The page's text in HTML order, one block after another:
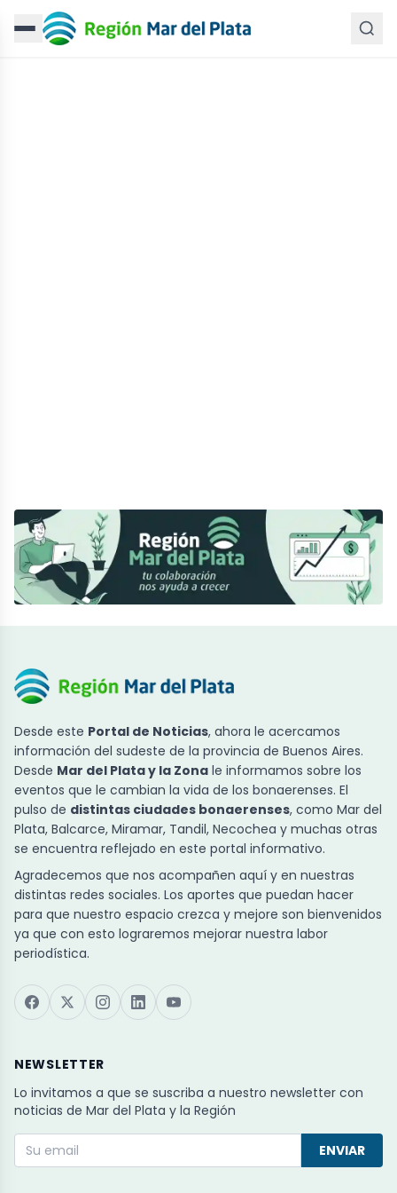
Desde este Portal de Noticias, ahora le acercamos
información del sudeste de la provincia de Buenos Aires.
Desde Mar del Plata y la Zona le informamos sobre los
eventos que le cambian la vida de los bonaerenses. El
pulso de distintas ciudades bonaerenses, como Mar del
Plata, Balcarce, Miramar, Tandil, Necochea y muchas otras
se encuentra reflejado en este portal informativo.
Agradecemos que nos acompañen aquí y en nuestras
distintas redes sociales. Los aportes que puedan hacer
para que nuestro espacio crezca y mejore son bienvenidos
ya que con esto lograremos mejorar nuestra labor
periodística.
NEWSLETTER
Lo invitamos a que se suscriba a nuestro newsletter con
noticias de Mar del Plata y la Región
ENVIAR